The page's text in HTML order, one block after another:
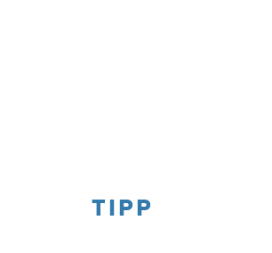
TIPP